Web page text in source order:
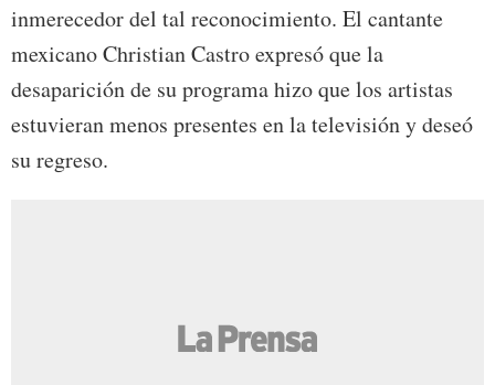
inmerecedor del tal reconocimiento. El cantante
mexicano Christian Castro expresó que la
desaparición de su programa hizo que los artistas
estuvieran menos presentes en la televisión y deseó
su regreso.